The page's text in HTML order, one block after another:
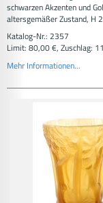
schwarzen Akzenten und
altersgemäßer Zustand, H
Katalog-Nr.: 2357
Limit: 80,00 €, Zuschlag:
Mehr Informationen...